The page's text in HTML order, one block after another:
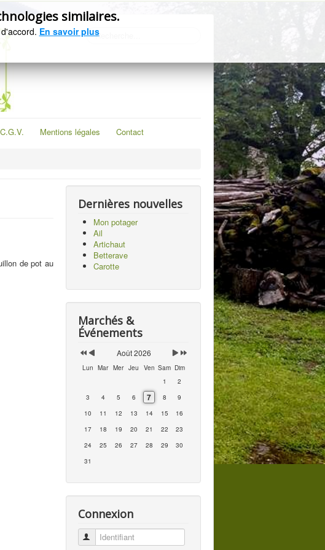
Rechercher
C.G.V. Mentions légales Contact
similaires.
En savoir plus
de pot au
Dernières nouvelles
Mon potager
Ail
Artichaut
Betterave
Carotte
Marchés &
Événements
précédenteprécédent
Août 2026
Lun Mar Mer Jeu Ven Sam Dim
1
2
3
4 5 6 7 8
9
10
11 12 13 14 15
16
17
18 19 20 21 22
23
24
25 26 27 28 29
30
31
Connexion
Identifiant